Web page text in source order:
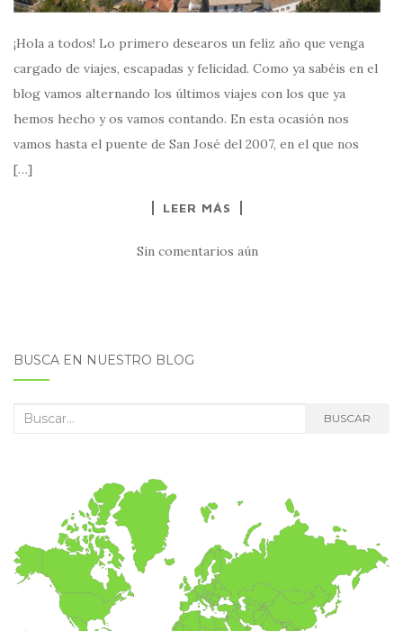
¡Hola a todos! Lo primero desearos un feliz año que venga
cargado de viajes, escapadas y felicidad. Como ya sabéis en el
blog vamos alternando los últimos viajes con los que ya
hemos hecho y os vamos contando. En esta ocasión nos
vamos hasta el puente de San José del 2007, en el que nos
[…]
LEER MÁS
Sin comentarios aún
BUSCA EN NUESTRO BLOG
Buscar: BUSCAR